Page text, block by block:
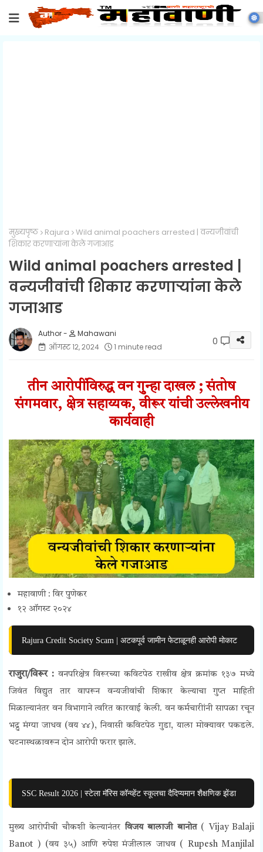
मुख्यपृष्ठ Rajura
Wild animal poachers arrested | वन्यजीवांची
शिकार करणाऱ्यांना केले गजाआड
Wild animal poachers arrested |
वन्यजीवांची शिकार करणाऱ्यांना केले
गजाआड
Mahawani
ऑगस्ट १२, २०२४
1 minute read 0
तीन आरोपींविरुद्ध वन गुन्हा दाखल ; संतोष
संगमवार, क्षेत्र सहाय्यक, वीरूर यांची उल्लेखनीय
कार्यवाही
महावाणी : विर पुणेकर
१२ ऑगस्ट २०२४
Rajura Credit Society Scam | अटकपूर्व जामीन फेटाळूनही आरोपी मोकाट
राजुरा/विरूर :वनपरिक्षेत्र विरूरच्या कविटपेठ राखीव क्षेत्र क्रमांक १३७ मध्ये
जिवंत विद्युत तार वापरून वन्यजीवांची शिकार केल्याचा गुप्त माहिती
मिळाल्यानंतर वन विभागाने त्वरित कारवाई केली. वन कर्मचारीांनी सापळा रचून
भद्रु मंग्या जाधव (वय ४४), निवासी कविटपेठ गुडा, याला मोक्यावर पकडले.
घटनास्थळावरून दोन आरोपी फरार झाले.
SSC Result 2026 | स्टेला मॅरिस कॉन्व्हेंट स्कूलचा दैदिप्यमान शैक्षणिक झेंडा
मुख्य आरोपीची चौकशी केल्यानंतर विजय बालाजी बानोत( Vijay Balaji
Banot ) (वय ३५) आणि रुपेश मंजीलाल जाधव ( Rupesh Manjilal